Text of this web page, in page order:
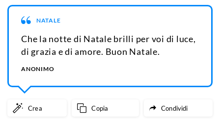
NATALE
Che la notte di Natale brilli per voi di luce,
di grazia e di amore. Buon Natale.
ANONIMO
Crea Copia Condividi